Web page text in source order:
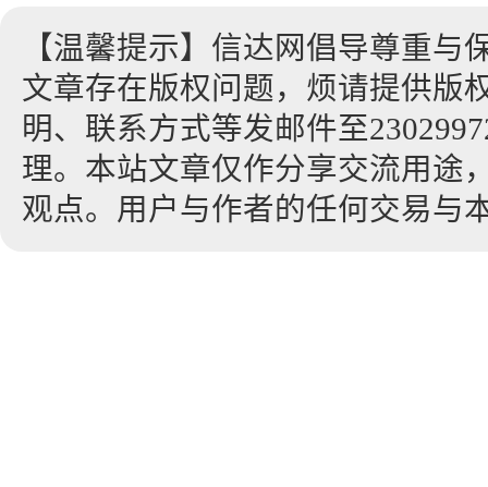
【温馨提示】信达网倡导尊重与
文章存在版权问题，烦请提供版
明、联系方式等发邮件至
理。本站文章仅作分享交流用途
观点。用户与作者的任何交易与